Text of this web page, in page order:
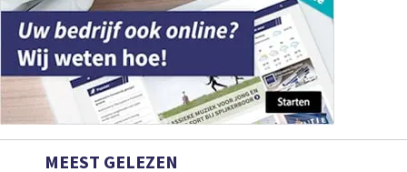
MEEST GELEZEN